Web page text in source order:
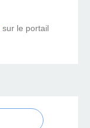
sur le portail